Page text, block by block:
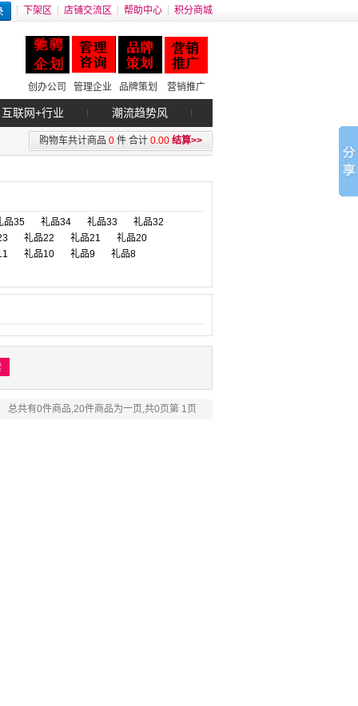
下架区 店铺交流区 帮助中心 积分商城
创办公司 管理企业 品牌策划 营销推广
互联网+行业 潮流趋势风
购物车共计商品 0 件 合计 0.00 结算>>
品35 礼品34 礼品33
礼品32
礼品22 礼品21
礼品20
礼品10 礼品9 礼品8
总共有0件商品,20件商品为一页,共0页第 1页